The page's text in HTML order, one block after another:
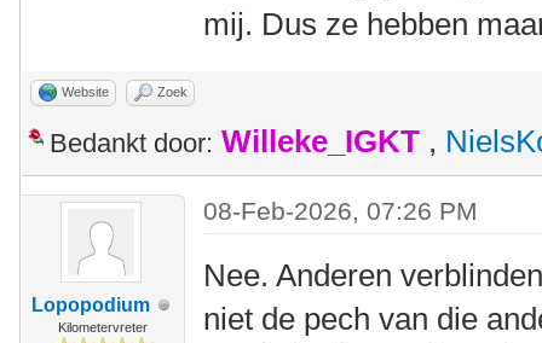
mij. Dus ze hebben
Website Zoek
Bedankt door: Willeke_IGKT ,
Lopopodium
Kilometervreter
08-Feb-2026, 07:26 PM
Nee. Anderen
niet de pech van die